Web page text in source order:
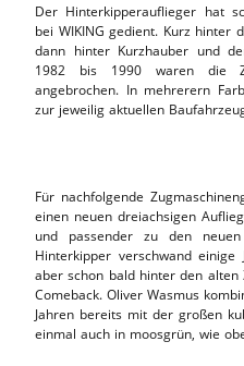
Der Hinterkipperauflieger hat
bei WIKING gedient. Kurz hinter
dann hinter Kurzhauber und
1982 bis 1990 waren die
angebrochen. In mehrerern
zur jeweilig aktuellen
Für nachfolgende
einen neuen dreiachsigen
und passender zu den
Hinterkipper verschwand
aber schon bald hinter den alten
Comeback. Oliver Wasmus
Jahren bereits mit der großen
einmal auch in moosgrün, wie